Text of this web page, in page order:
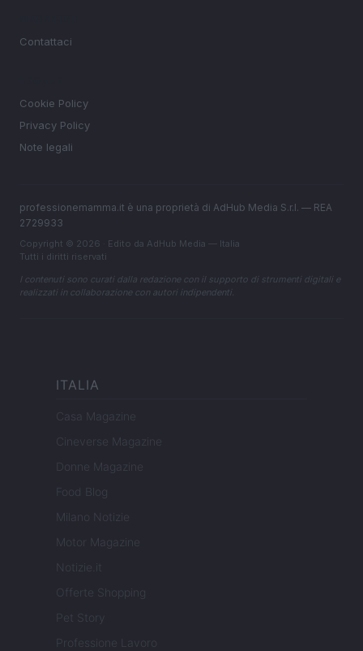
Contattaci
Cookie Policy
Privacy Policy
Note legali
professionemamma.it è una proprietà di AdHub Media S.r.l. — REA
2729933
Copyright © 2026 · Edito da AdHub Media — Italia
Tutti i diritti riservati
I contenuti sono curati dalla redazione con il supporto di strumenti digitali e
realizzati in collaborazione con autori indipendenti.
ITALIA
Casa Magazine
Cineverse Magazine
Donne Magazine
Food Blog
Milano Notizie
Motor Magazine
Notizie.it
Offerte Shopping
Pet Story
Professione Lavoro